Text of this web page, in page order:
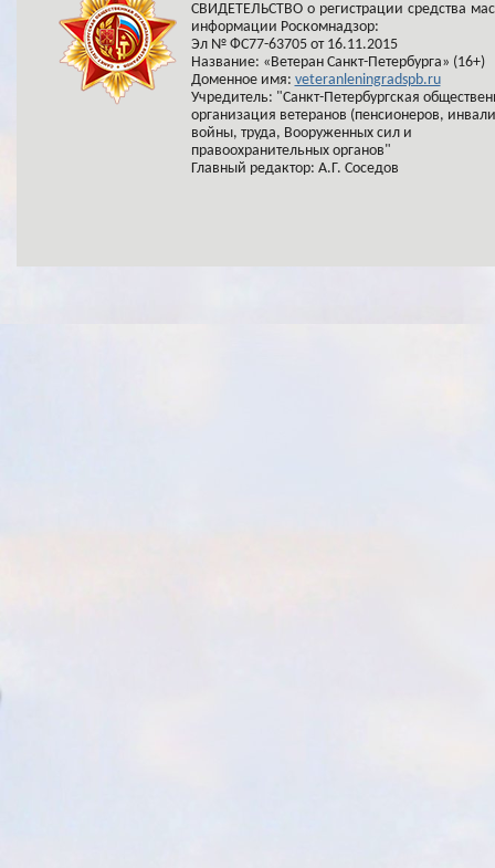
СВИДЕТЕЛЬСТВО о регистрации средства
информации Роскомнадзор:
Эл № ФС77-63705 от 16.11.2015
Название: «Ветеран Санкт-Петербурга» (16+)
Доменное имя: veteranleningradspb.ru
Учредитель: "Санкт-Петербургская
организация ветеранов (пенсионеров,
войны, труда, Вооруженных сил и
правоохранительных органов"
Главный редактор: А.Г. Соседов